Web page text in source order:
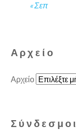
« Σεπ
Αρχείο
Αρχείο
Σύνδεσμοι